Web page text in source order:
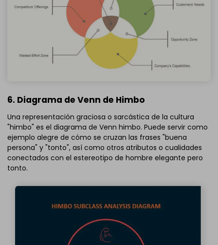
6. Diagrama de Venn de Himbo
Una representación graciosa o sarcástica de la cultura
"himbo" es el diagrama de Venn himbo. Puede servir como
ejemplo alegre de cómo se cruzan las frases "buena
persona" y "tonto", así como otros atributos o cualidades
conectados con el estereotipo de hombre elegante pero
tonto.